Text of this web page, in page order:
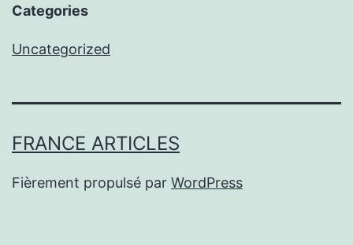
Categories
Uncategorized
FRANCE ARTICLES
Fièrement propulsé par WordPress